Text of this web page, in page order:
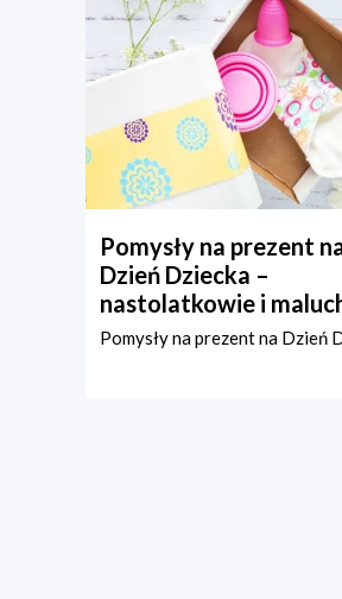
Pomysły na prezent
Dzień Dziecka –
nastolatkowie i
Pomysły na prezent na Dzień